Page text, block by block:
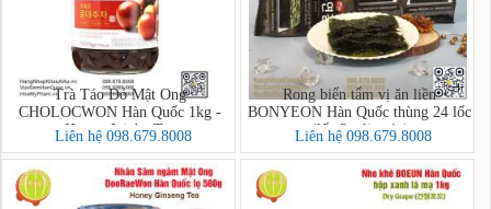
Trà Táo Đỏ Mật Ong
CHOLOCWON Hàn Quốc 1kg -
Honey Jujube Tea
Liên hệ 098.679.8008
Rong biển tẩm vị ăn liền
BONYEON Hàn Quốc thùng 24 lốc
(lốc 3 gói x 4g)
Liên hệ 098.679.8008